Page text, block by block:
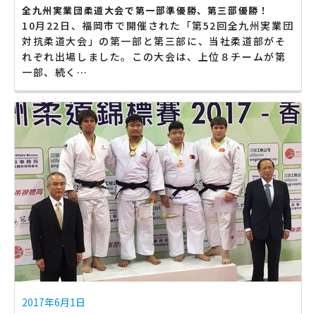
全九州実業団柔道大会で第一部準優勝、第三部優勝！
10月22日、福岡市で開催された「第52回全九州実業団
対抗柔道大会」の第一部と第三部に、当社柔道部がそ
れぞれ出場しました。この大会は、上位８チームが第
一部、続く…
2017年6月1日